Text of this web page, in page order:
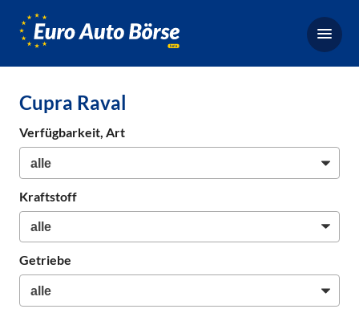
Börse,
Neuwagen
Cupra Raval
Verfügbarkeit, Art
Kraftstoff
Getriebe